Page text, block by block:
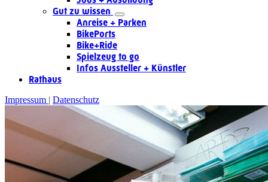
Gut zu wissen
Anreise + Parken
BikePorts
Bike+Ride
Spielzeug to go
Infos Aussteller + Künstler
Rathaus
Impressum Datenschutz